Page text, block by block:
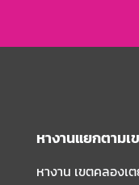
หางานแยกตาม
หางาน เขตคลองเ